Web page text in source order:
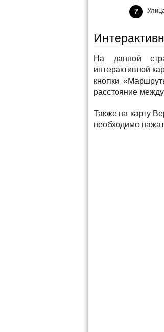
На данной
интерактивной
кнопки
расстояние
Также на карту
необходимо